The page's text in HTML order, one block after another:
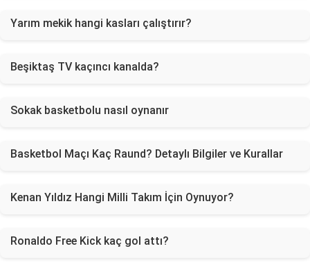
Yarım mekik hangi kasları çalıştırır?
Beşiktaş TV kaçıncı kanalda?
Sokak basketbolu nasıl oynanır
Basketbol Maçı Kaç Raund? Detaylı Bilgiler ve Kurallar
Kenan Yıldız Hangi Milli Takım İçin Oynuyor?
Ronaldo Free Kick kaç gol attı?